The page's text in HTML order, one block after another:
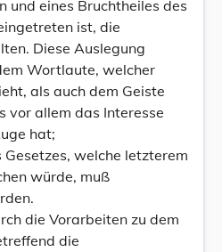
und eines Bruchtheiles des
ist, die
Diese Auslegung
Wortlaute, welcher
als auch dem Geiste
vor allem das Interesse
hat;
welche letzterem
würde, muß
die Vorarbeiten zu dem
die